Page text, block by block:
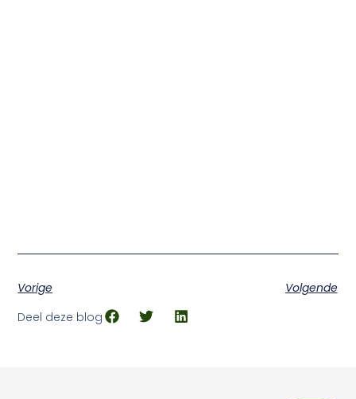
Vorige
Volgende
Deel deze blog